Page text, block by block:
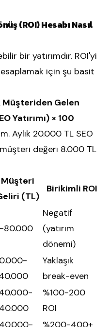
(ROI) Hesabı Nasıl
bir yatırımdır. ROI'yi
için şu basit
Müşteriden Gelen
Yatırımı) × 100
Aylık 20.000 TL SEO
değeri 8.000 TL
Müşteri
(TL)
Birikimli ROI
80.000
Negatif
(yatırım
dönemi)
Yaklaşık
break-even
%100-200
ROI
%200-400+